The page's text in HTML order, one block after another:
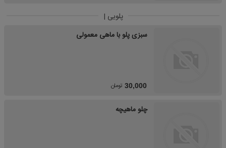
پلویی |
سبزی پلو با ماهی معمولی
30,000 تومان
چلو ماهیچه